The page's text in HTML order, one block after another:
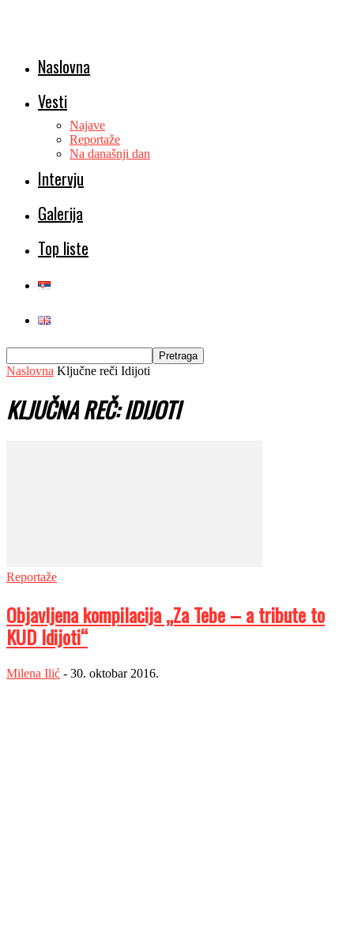
Naslovna
Vesti
Najave
Reportaže
Na današnji dan
Intervju
Galerija
Top liste
Naslovna Ključne reči Idijoti
KLJUČNA REČ: IDIJOTI
Reportaže
Objavljena kompilacija „Za Tebe – a tribute to
KUD Idijoti“
Milena Ilić - 30. oktobar 2016.